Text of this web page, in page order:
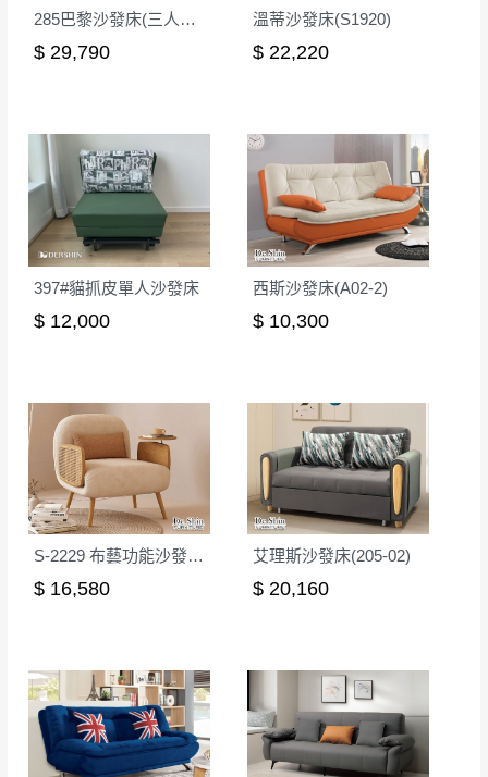
285巴黎沙發床(三人+腳椅)(不拆賣)
$ 29,790
溫蒂沙發床(S1920)
$ 22,220
397#貓抓皮單人沙發床
$ 12,000
西斯沙發床(A02-2)
$ 10,300
S-2229 布藝功能沙發單人位(原木色)
$ 16,580
艾理斯沙發床(205-02)
$ 20,160